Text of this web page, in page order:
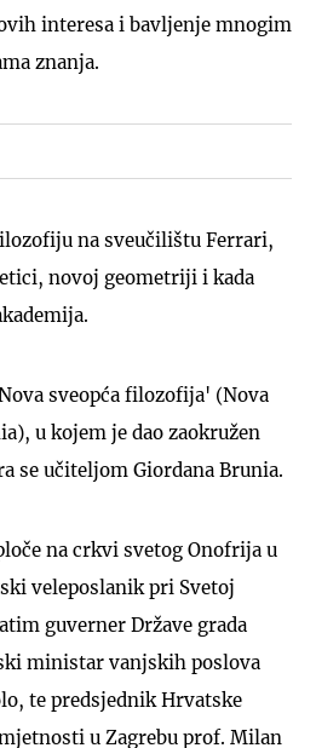
interesa i bavljenje mnogim
znanja.
na sveučilištu Ferrari,
novoj geometriji i kada
sveopća filozofija' (Nova
u kojem je dao zaokružen
se učiteljom Giordana Brunia.
na crkvi svetog Onofrija u
veleposlanik pri Svetoj
guverner Države grada
ministar vanjskih poslova
te predsjednik Hrvatske
u Zagrebu prof. Milan